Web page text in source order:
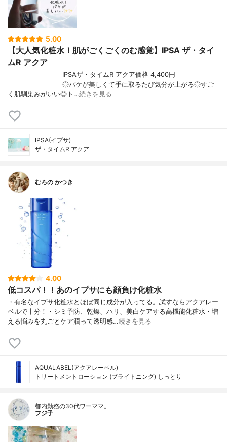
5.00
【大人気化粧水！肌がごくごくのむ感覚】IPSA ザ・タイ
ムR アクア
────────────IPSAザ・タイムR アクア価格 4,400円
────────────◎パケが美しくて手に取るたび気分が上がる◎すご
く肌馴染みがいい◎ト…続きを見る
IPSA(イプサ)
ザ・タイムR アクア
むろの かつき
4.00
低コスパ！！あのイプサにも顔負け化粧水
・有名なイプサ化粧水とほぼ同じ成分が入ってる。試すならアクアレー
ベルで十分！・シミ予防、乾燥、ハリ、美白ケアする高機能化粧水・増
える悩みを丸ごとケア潤って透明感…続きを見る
AQUALABEL(アクアレーベル)
トリートメントローション (ブライトニング) しっとり
都内勤務の30代ワーママ。
フジ子